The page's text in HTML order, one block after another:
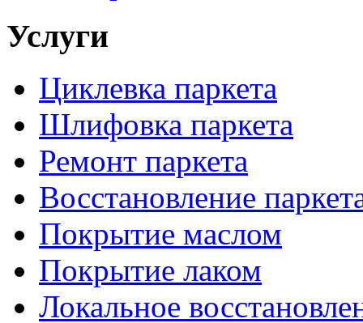
Услуги
Циклевка паркета
Шлифовка паркета
Ремонт паркета
Восстановление
Покрытие маслом
Покрытие лаком
Локальное